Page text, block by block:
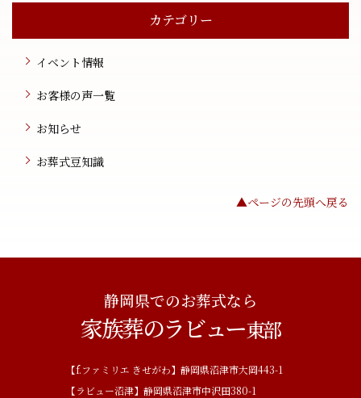
カテゴリー
イベント情報
お客様の声一覧
お知らせ
お葬式豆知識
▲ページの先頭へ戻る
静岡県でのお葬式なら
家族葬のラビュー東部
【f.ファミリエ きせがわ】静岡県沼津市大岡443-1
【ラビュー沼津】静岡県沼津市中沢田380-1